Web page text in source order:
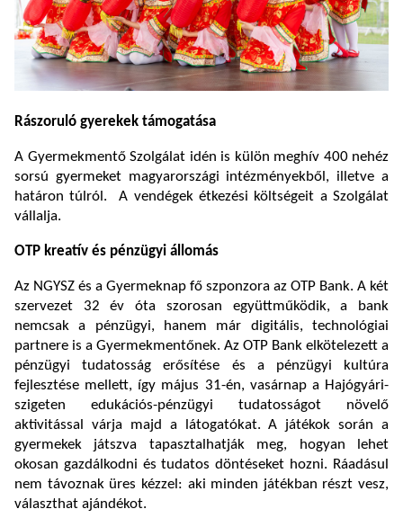
Rászoruló gyerekek támogatása
A Gyermekmentő Szolgálat idén is külön meghív 400 nehéz
sorsú gyermeket magyarországi intézményekből, illetve a
határon túlról. A vendégek étkezési költségeit a Szolgálat
vállalja.
OTP kreatív és pénzügyi állomás
Az NGYSZ és a Gyermeknap fő szponzora az OTP Bank. A két
szervezet 32 év óta szorosan együttműködik, a bank
nemcsak a pénzügyi, hanem már digitális, technológiai
partnere is a Gyermekmentőnek. Az OTP Bank elkötelezett a
pénzügyi tudatosság erősítése és a pénzügyi kultúra
fejlesztése mellett, így május 31-én, vasárnap a Hajógyári-
szigeten edukációs-pénzügyi tudatosságot növelő
aktivitással várja majd a látogatókat. A játékok során a
gyermekek játszva tapasztalhatják meg, hogyan lehet
okosan gazdálkodni és tudatos döntéseket hozni. Ráadásul
nem távoznak üres kézzel: aki minden játékban részt vesz,
választhat ajándékot.